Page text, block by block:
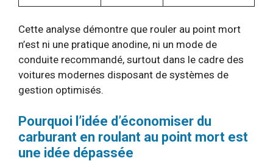
Cette analyse démontre que rouler au point mort
n’est ni une pratique anodine, ni un mode de
conduite recommandé, surtout dans le cadre des
voitures modernes disposant de systèmes de
gestion optimisés.
Pourquoi l’idée d’économiser du
carburant en roulant au point mort est
une idée dépassée